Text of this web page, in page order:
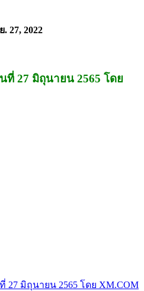
. 27, 2022
ที่ 27 มิถุนายน 2565 โดย
27 มิถุนายน 2565 โดย XM.COM